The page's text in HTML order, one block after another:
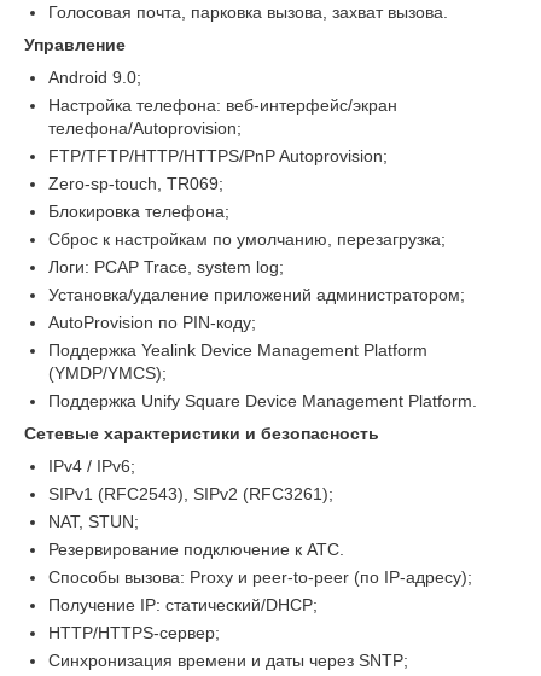
Голосовая почта, парковка вызова, захват вызова.
Управление
Android 9.0;
Настройка телефона: веб-интерфейс/экран
телефона/Autoprovision;
FTP/TFTP/HTTP/HTTPS/PnP Autoprovision;
Zero-sp-touch, TR069;
Блокировка телефона;
Сброс к настройкам по умолчанию, перезагрузка;
Логи: PCAP Trace, system log;
Установка/удаление приложений администратором;
AutoProvision по PIN-коду;
Поддержка Yealink Device Management Platform
(YMDP/YMCS);
Поддержка Unify Square Device Management Platform.
Сетевые характеристики и безопасность
IPv4 / IPv6;
SIPv1 (RFC2543), SIPv2 (RFC3261);
NAT, STUN;
Резервирование подключение к АТС.
Способы вызова: Proxy и peer-to-peer (по IP-адресу);
Получение IP: статический/DHCP;
HTTP/HTTPS-сервер;
Синхронизация времени и даты через SNTP;